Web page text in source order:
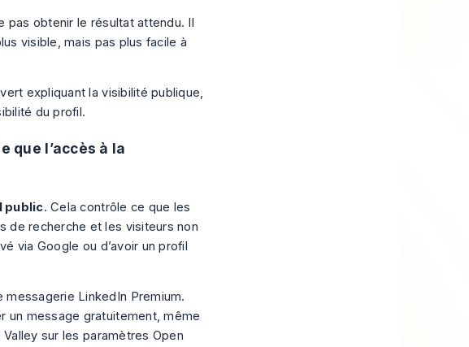
pas obtenir le résultat attendu. Il
visible, mais pas plus facile à
que l’accès à la
public. Cela contrôle ce que les
de recherche et les visiteurs non
via Google ou d’avoir un profil
messagerie LinkedIn Premium.
un message gratuitement, même
sur les paramètres Open